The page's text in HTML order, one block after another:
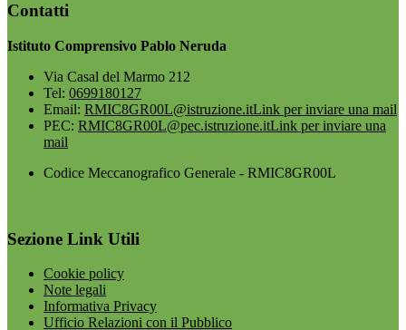
Contatti
Istituto Comprensivo Pablo Neruda
Via Casal del Marmo 212
Tel: 0699180127
Email: RMIC8GR00L@istruzione.itLink per inviare una mail
PEC: RMIC8GR00L@pec.istruzione.itLink per inviare una
mail
Codice Meccanografico Generale - RMIC8GR00L
Sezione Link Utili
Cookie policy
Note legali
Informativa Privacy
Ufficio Relazioni con il Pubblico